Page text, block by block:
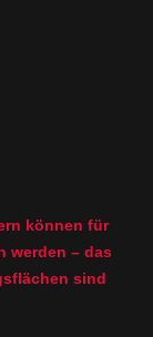
können für
werden – das
sind